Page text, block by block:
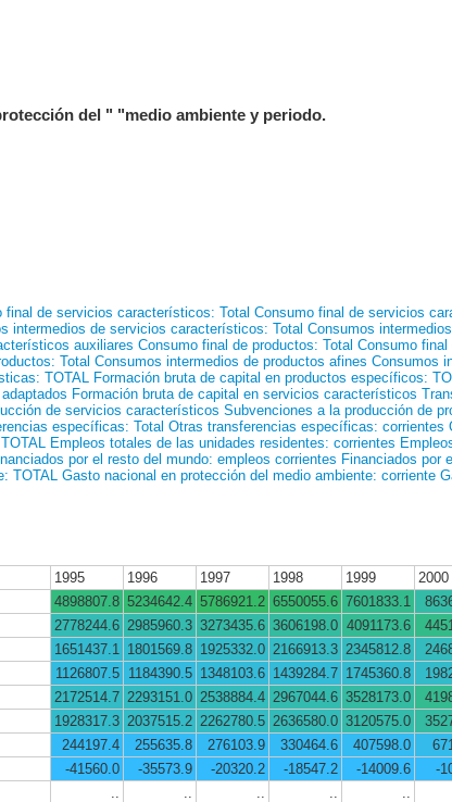
del " "medio ambiente y periodo.
final de servicios característicos: Total Consumo final de servicios
intermedios de servicios característicos: Total Consumos
auxiliares Consumo final de productos: Total Consumo
Total Consumos intermedios de productos afines Consumos
TOTAL Formación bruta de capital en productos específicos:
Formación bruta de capital en servicios característicos
de servicios característicos Subvenciones a la producción de
específicas: Total Otras transferencias específicas: corrientes
Empleos totales de las unidades residentes: corrientes
por el resto del mundo: empleos corrientes Financiados por
TOTAL Gasto nacional en protección del medio ambiente: corriente
1995 1996 1997 1998 1999 2000
4898807.8 5234642.4 5786921.2 6550055.6 7601833.1
2778244.6 2985960.3 3273435.6 3606198.0 4091173.6
1651437.1 1801569.8 1925332.0 2166913.3 2345812.8
1126807.5 1184390.5 1348103.6 1439284.7 1745360.8
2172514.7 2293151.0 2538884.4 2967044.6 3528173.0
1928317.3 2037515.2 2262780.5 2636580.0 3120575.0
244197.4 255635.8 276103.9 330464.6 407598.0
-41560.0 -35573.9 -20320.2 -18547.2 -14009.6 -